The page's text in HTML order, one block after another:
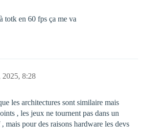
totk en 60 fps ça me va
2025, 8:28
les architectures sont similaire mais
, les jeux ne tournent pas dans un
mais pour des raisons hardware les devs